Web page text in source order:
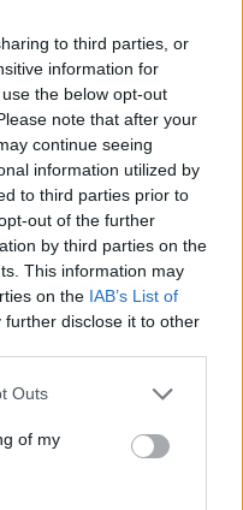
to third parties, or
information for
the below opt-out
note that after your
continue seeing
information utilized by
to third parties prior to
out of the further
by third parties on the
This information may
on the IAB’s List of
further disclose it to other
Outs
of my